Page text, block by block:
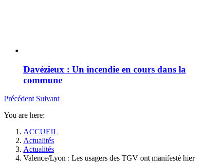
Davézieux : Un incendie en cours dans la
commune
Précédent Suivant
You are here:
ACCUEIL
Actualités
Actualités
Valence/Lyon : Les usagers des TGV ont manifesté hier